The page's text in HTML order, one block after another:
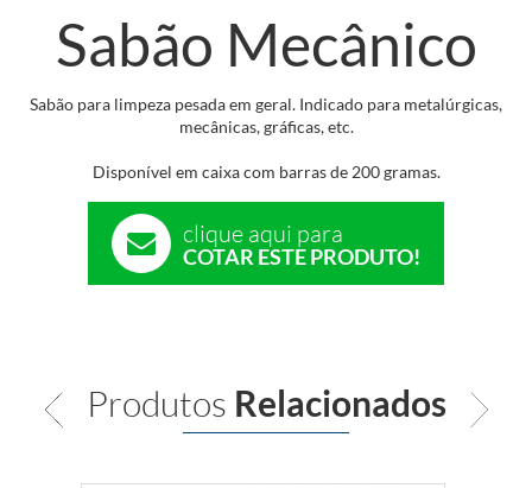
Sabão Mecânico
Sabão para limpeza pesada em geral. Indicado para metalúrgicas,
mecânicas, gráficas, etc.
Disponível em caixa com barras de 200 gramas.
clique aqui para
COTAR ESTE PRODUTO!
Produtos Relacionados